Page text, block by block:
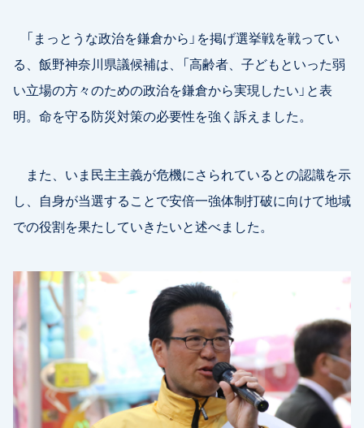
「まっとうな政治を鎌倉から」を掲げ選挙戦を戦ってい
る、飯野神奈川県議候補は、「高齢者、子どもといった弱
い立場の方々のための政治を鎌倉から実現したい」と表
明。命を守る防災対策の必要性を強く訴えました。
また、いま民主主義が危機にさられているとの認識を示
し、自身が当選することで安倍一強体制打破に向けて地域
での役割を果たしていきたいと述べました。